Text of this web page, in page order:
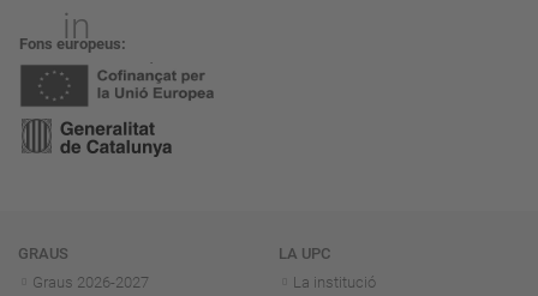
Fons europeus
Navegació
GRAUS
Graus 2026-2027
LA UPC
La institució